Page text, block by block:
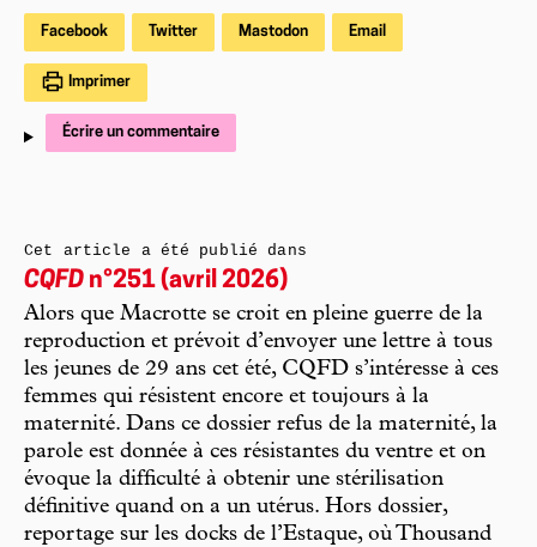
Facebook Twitter Mastodon Email
Imprimer
Écrire un commentaire
Cet article a été publié dans
CQFD n°251 (avril 2026)
Alors que Macrotte se croit en pleine guerre de la
reproduction et prévoit d’envoyer une lettre à tous
les jeunes de 29 ans cet été, CQFD s’intéresse à ces
femmes qui résistent encore et toujours à la
maternité. Dans ce dossier refus de la maternité, la
parole est donnée à ces résistantes du ventre et on
évoque la difficulté à obtenir une stérilisation
définitive quand on a un utérus. Hors dossier,
reportage sur les docks de l’Estaque, où Thousand